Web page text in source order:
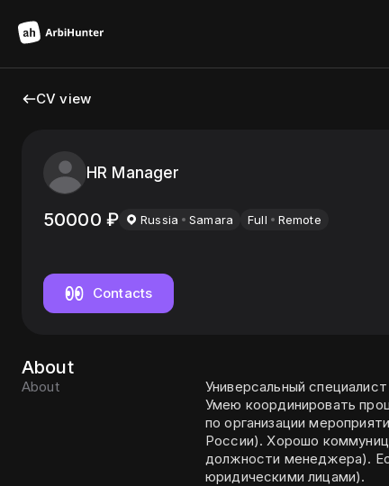
CV view
HR Manager
50000 ₽ Russia Samara Full Remote
Contacts
About
About
Универсальный
Умею координировать
по организации
России). Хорошо
должности менеджера).
юридическими лицами).